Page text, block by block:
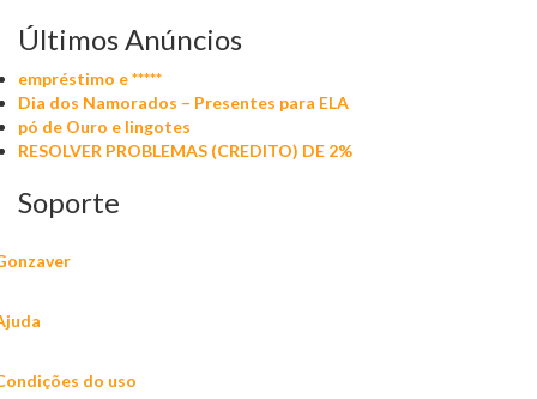
Últimos Anúncios
empréstimo e *****
Dia dos Namorados – Presentes para ELA
pó de Ouro e lingotes
RESOLVER PROBLEMAS (CREDITO) DE 2%
Soporte
do uso